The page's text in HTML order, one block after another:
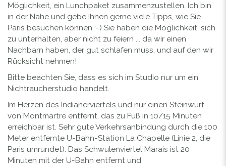
Möglichkeit, ein Lunchpaket zusammenzustellen. Ich bin
in der Nähe und gebe Ihnen gerne viele Tipps, wie Sie
Paris besuchen können :-) Sie haben die Möglichkeit, sich
zu unterhalten, aber nicht zu feiern ... da wir einen
Nachbarn haben, der gut schlafen muss, und auf den wir
Rücksicht nehmen!
Bitte beachten Sie, dass es sich im Studio nur um ein
Nichtraucherstudio handelt.
Im Herzen des Indianerviertels und nur einen Steinwurf
von Montmartre entfernt, das zu Fuß in 10/15 Minuten
erreichbar ist. Sehr gute Verkehrsanbindung durch die 100
Meter entfernte U-Bahn-Station La Chapelle (Linie 2, die
Paris umrundet). Das Schwulenviertel Marais ist 20
Minuten mit der U-Bahn entfernt und